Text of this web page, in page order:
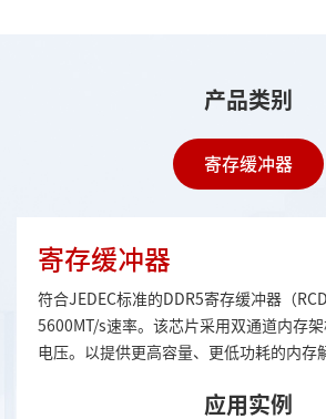
产品类别
寄存缓冲器
寄存缓冲器
符合JEDEC标准的DDR5寄存缓冲器（
5600MT/s速率。该芯片采用双通道内存架
电压。以提供更高容量、更低功耗的内存
应用实例